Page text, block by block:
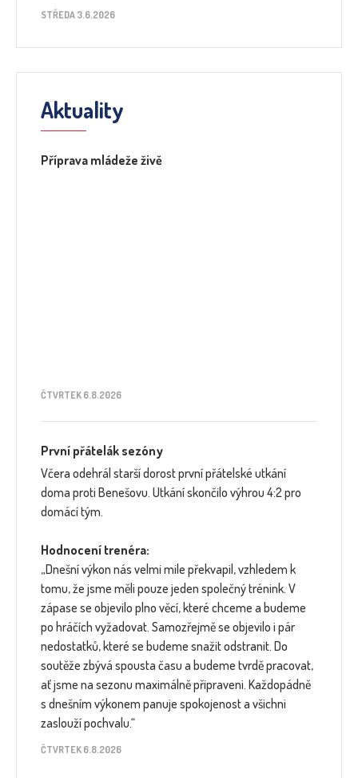
STŘEDA 3.6.2026
Aktuality
Příprava mládeže živě
ČTVRTEK 6.8.2026
První přátelák sezóny
Včera odehrál starší dorost první přátelské utkání
doma proti Benešovu. Utkání skončilo výhrou 4:2 pro
domácí tým.
Hodnocení trenéra:
„Dnešní výkon nás velmi mile překvapil, vzhledem k
tomu, že jsme měli pouze jeden společný trénink. V
zápase se objevilo plno věcí, které chceme a budeme
po hráčích vyžadovat. Samozřejmě se objevilo i pár
nedostatků, které se budeme snažit odstranit. Do
soutěže zbývá spousta času a budeme tvrdě pracovat,
ať jsme na sezonu maximálně připraveni. Každopádně
s dnešním výkonem panuje spokojenost a všichni
zaslouží pochvalu.“
ČTVRTEK 6.8.2026